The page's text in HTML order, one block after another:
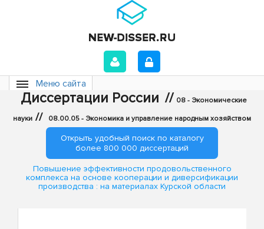
Меню сайта
Диссертации России // 08 - Экономические
науки // 08.00.05 - Экономика и управление народным хозяйством
Открыть удобный поиск по каталогу
более 800 000 диссертаций
Повышение эффективности продовольственного
комплекса на основе кооперации и диверсификации
производства : на материалах Курской области